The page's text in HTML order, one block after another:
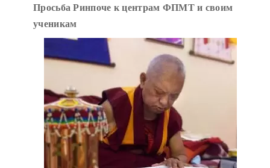
Просьба Ринпоче к центрам ФПМТ и своим
ученикам